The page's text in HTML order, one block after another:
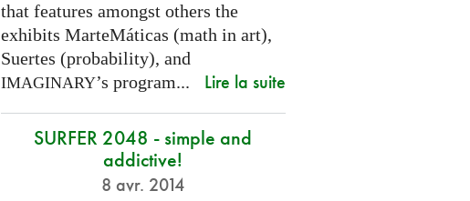
that features amongst others the
exhibits MarteMáticas (math in art),
Suertes (probability), and
IMAGINARY’s program... Lire la suite
SURFER 2048 - simple and
addictive!
8 avr. 2014